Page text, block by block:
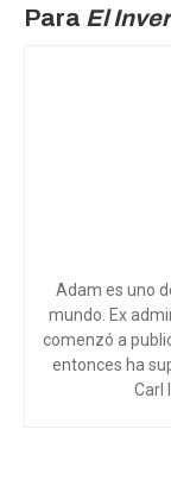
Para El
Adam es uno
mundo. Ex
comenzó a
entonces ha
Carl